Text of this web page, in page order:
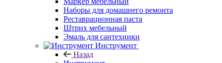
Наборы для домашнего ремонта
Реставрационная паста
Штрих мебельный
Эмаль для сантехники
Инструмент
Назад